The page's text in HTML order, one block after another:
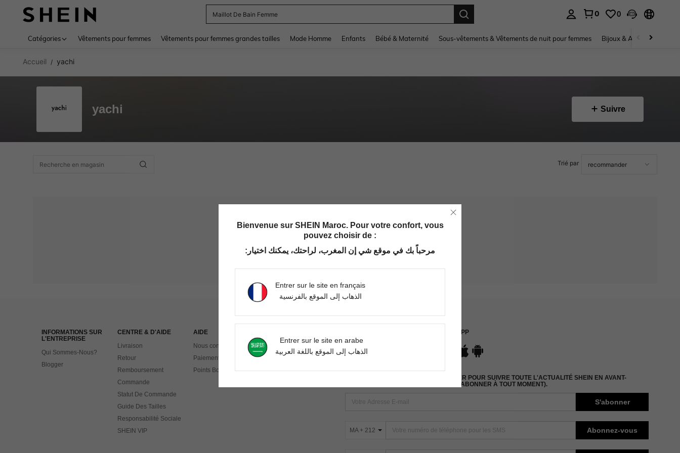
Maillot De Bain Femme
0 0
Catégories Vêtements pour femmes Vêtements pour femmes grandes tailles Mode Homme Enfants Bébé & Maternité Sous-vêtements & Vêtements de nuit pour femmes Bijoux & Accessoires pour
Accueil / yachi
yachi Suivre
Trié par
INFORMATIONS SUR
L'ENTREPRISE
Qui Sommes-Nous?
Blogger
CENTRE & D'AIDE
Livraison
Retour
Remboursement
Commande
Statut De Commande
Guide Des Tailles
Responsabilité Sociale
SHEIN VIP
AIDE
Nous contacter
Paiement
Points Bonus
APP
ABONNEZ-VOUS À NOTRE NEWSLETTER POUR SUIVRE TOUTE L'ACTUALITÉ SHEIN EN AVANT-
PREMIÈRE ! (VOUS POUVEZ VOUS DÉSABONNER À TOUT MOMENT).
S'abonner
MA + 212 Abonnez-vous
Bienvenue sur SHEIN Maroc. Pour votre confort, vous
pouvez choisir de :
مرحباً بك في موقع شي إن المغرب، لراحتك، يمكنك اختيار:
Entrer sur le site en français
الذهاب إلى الموقع بالفرنسية
Entrer sur le site en arabe
الذهاب إلى الموقع باللغة العربية